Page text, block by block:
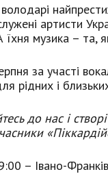
артисти
їхня музика – та,
за участі
рідних і
до нас і
– Івано-